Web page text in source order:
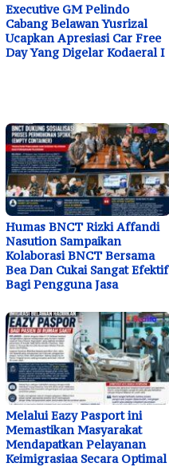
Executive GM Pelindo
Cabang Belawan Yusrizal
Ucapkan Apresiasi Car Free
Day Yang Digelar Kodaeral I
Humas BNCT Rizki Affandi
Nasution Sampaikan
Kolaborasi BNCT Bersama
Bea Dan Cukai Sangat Efektif
Bagi Pengguna Jasa
Melalui Eazy Pasport ini
Memastikan Masyarakat
Mendapatkan Pelayanan
Keimigrasiaa Secara Optimal